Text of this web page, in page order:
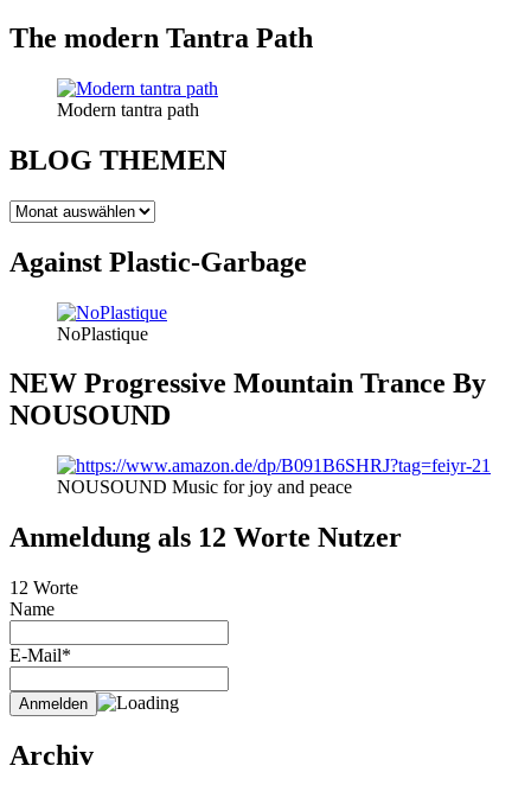
The modern Tantra Path
Modern tantra path
BLOG THEMEN
BLOG
Against Plastic-Garbage
NoPlastique
NEW Progressive Mountain Trance By
NOUSOUND
NOUSOUND Music for joy and peace
Anmeldung als 12 Worte Nutzer
12 Worte
Name
E-Mail*
Archiv